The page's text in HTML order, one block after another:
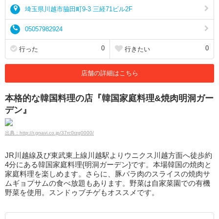
埼玉県川越市脇田町9-3 三経71ビル2F
05057982924
行った 0 行きたい 0
店舗の詳細はこちら
本格的な韓国料理の店『韓国家庭料理&焼肉明洞ガー
デン』
出典：http://r.gnavi.co.jp/37rc0rzg0000/
JR川越線及び東武東上線川越駅よりウニクス川越方面へ徒歩約
4分にある韓国家庭料理{明洞ガーデン}です。本場韓国の焼肉と
家庭料理を楽しめます。さらに、豚バラ肉のスライスの焼肉サ
ムギョプサムの食べ放題もあります。野菜は自家菜園での有機
野菜を使用。スンドゥブチゲもオススメです。